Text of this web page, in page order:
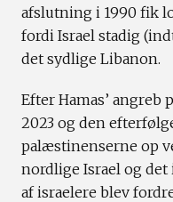
afslutning i 1990 fik
fordi Israel stadig
det sydlige Libanon.
Efter Hamas’ angreb
2023 og den
palæstinenserne op
nordlige Israel og det
af israelere blev